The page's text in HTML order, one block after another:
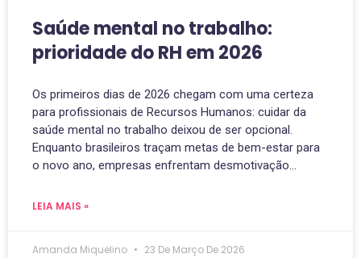
Saúde mental no trabalho:
prioridade do RH em 2026
Os primeiros dias de 2026 chegam com uma certeza
para profissionais de Recursos Humanos: cuidar da
saúde mental no trabalho deixou de ser opcional.
Enquanto brasileiros traçam metas de bem-estar para
o novo ano, empresas enfrentam desmotivação…
LEIA MAIS »
Amanda Miquelino 23 De Março De 2026